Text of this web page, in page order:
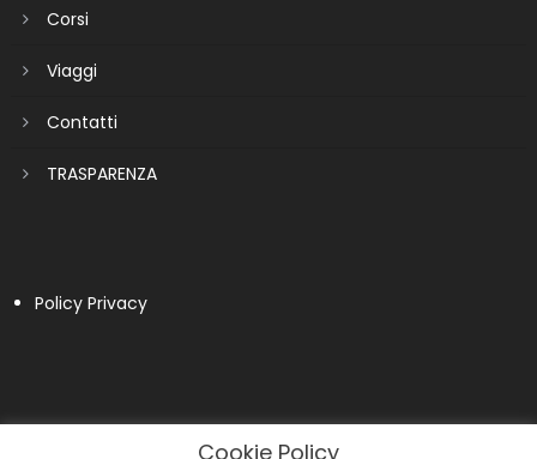
Corsi
Viaggi
Contatti
TRASPARENZA
Policy Privacy
Cookie Policy